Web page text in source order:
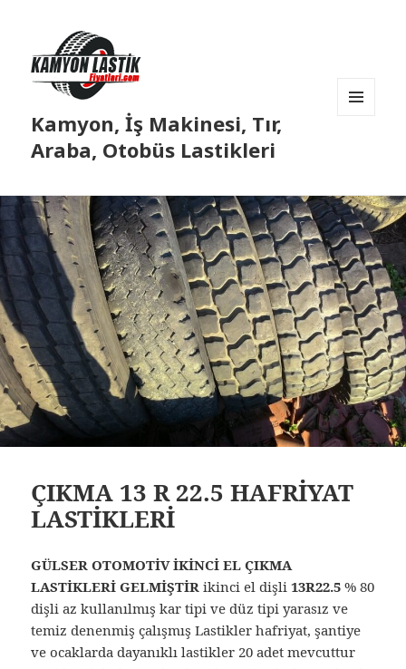
Kamyon, İş Makinesi, Tır,
Araba, Otobüs Lastikleri
ÇIKMA 13 R 22.5 HAFRİYAT
LASTİKLERİ
GÜLSER OTOMOTİV İKİNCİ EL ÇIKMA
LASTİKLERİ GELMİŞTİRikinci el dişli13R22.5 % 80
dişli az kullanılmış kar tipi ve düz tipi yarasız ve
temiz denenmiş çalışmış Lastikler hafriyat, şantiye
ve ocaklarda dayanıklı lastikler 20 adet mevcuttur